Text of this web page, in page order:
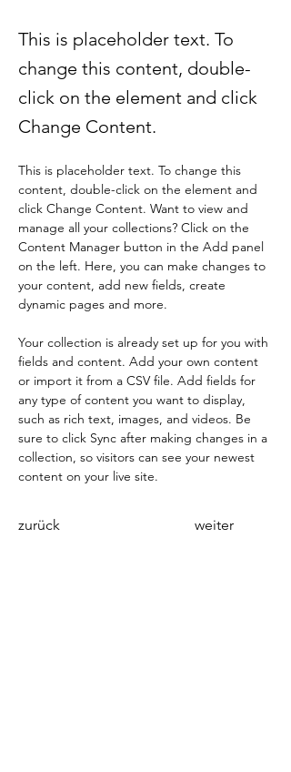
This is placeholder text. To
change this content, double-
click on the element and click
Change Content.
This is placeholder text. To change this
content, double-click on the element and
click Change Content. Want to view and
manage all your collections? Click on the
Content Manager button in the Add panel
on the left. Here, you can make changes to
your content, add new fields, create
dynamic pages and more.
Your collection is already set up for you with
fields and content. Add your own content
or import it from a CSV file. Add fields for
any type of content you want to display,
such as rich text, images, and videos. Be
sure to click Sync after making changes in a
collection, so visitors can see your newest
content on your live site.
zurück weiter